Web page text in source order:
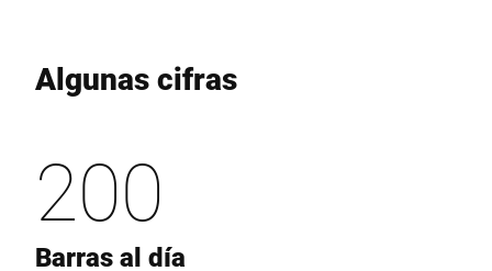
Algunas cifras
200
Barras al día